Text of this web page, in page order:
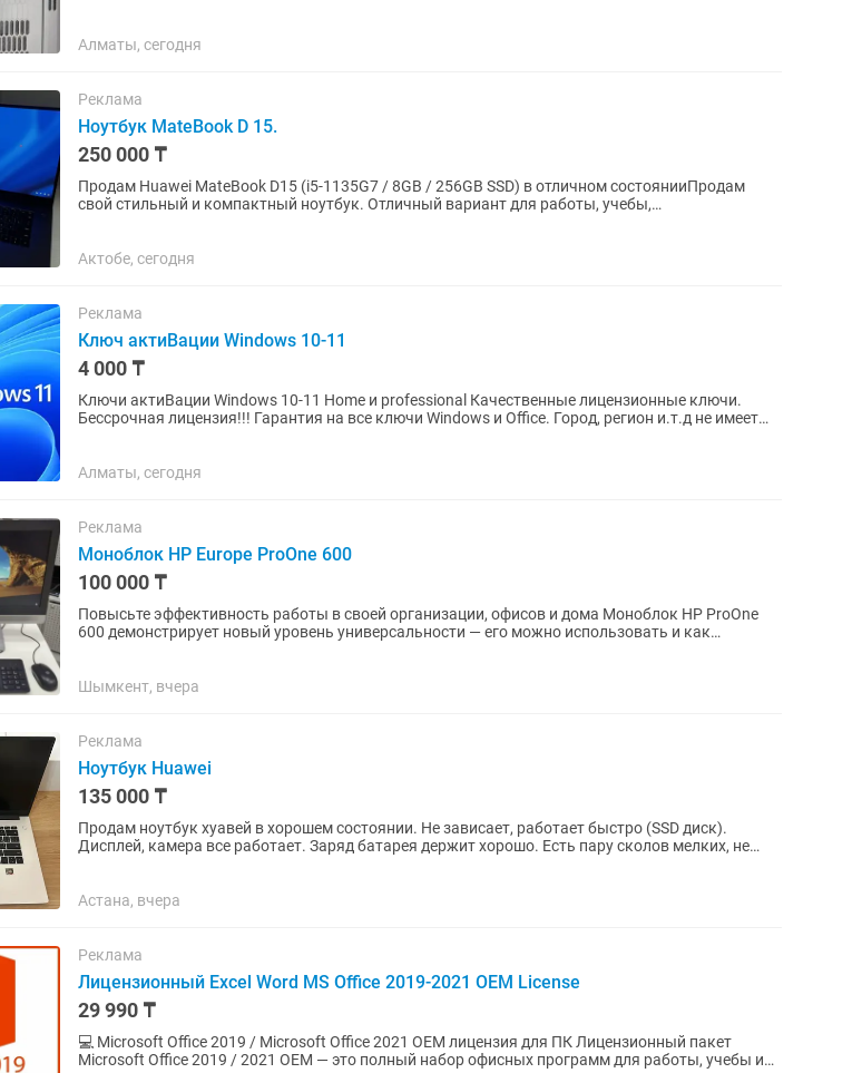
Алматы, сегодня
Реклама
Ноутбук MateBook D 15.
250 000 ₸
Продам Huawei MateBook D15 (i5-1135G7 / 8GB / 256GB SSD) в отличном состоянииПродам
свой стильный и компактный ноутбук. Отличный вариант для работы, учебы,
Актобе, сегодня
Реклама
Ключ актиВации Windows 10-11
4 000 ₸
Ключи актиВации Windows 10-11 Home и professional Качественные лицензионные ключи.
Бессрочная лицензия!!! Гарантия на все ключи Windows и Office. Город, регион и.т.д не имеет
Алматы, сегодня
Реклама
Моноблок HP Europe ProOne 600
100 000 ₸
Повысьте эффективность работы в своей организации, офисов и дома Моноблок HP ProOne
600 демонстрирует новый уровень универсальности — его можно использовать и как
Шымкент, вчера
Реклама
Ноутбук Huawei
135 000 ₸
Продам ноутбук хуавей в хорошем состоянии. Не зависает, работает быстро (SSD диск).
Дисплей, камера все работает. Заряд батарея держит хорошо. Есть пару сколов мелких, не
Астана, вчера
Реклама
Лицензионный Excel Word MS Office 2019-2021 OEM License
29 990 ₸
💻 Microsoft Office 2019 / Microsoft Office 2021 OEM лицензия для ПК Лицензионный пакет
Microsoft Office 2019 / 2021 OEM — это полный набор офисных программ для работы, учебы и